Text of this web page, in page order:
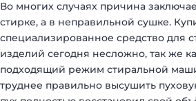
Во многих случаях причина
стирке, а в неправильной сушке.
специализированное средство для
изделий сегодня несложно, так же
подходящий режим стиральной
труднее правильно высушить